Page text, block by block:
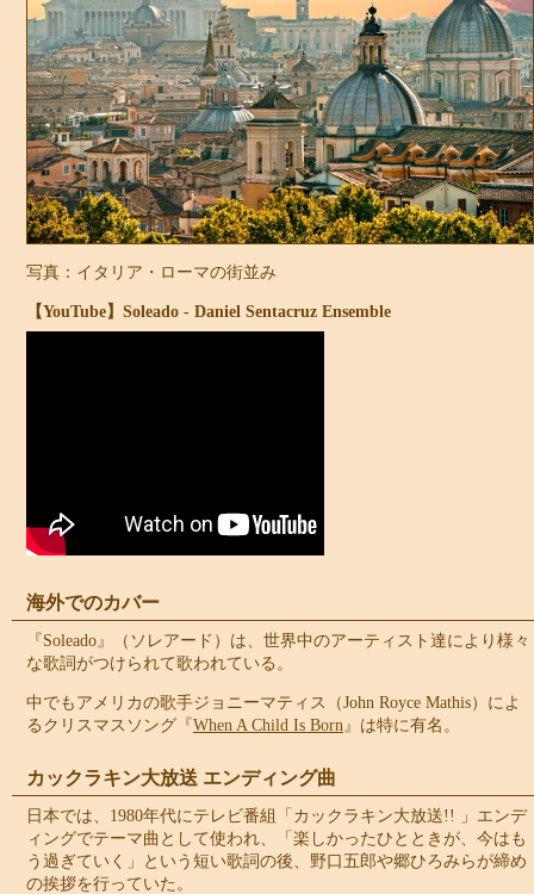
写真：イタリア・ローマの街並み
【YouTube】Soleado - Daniel Sentacruz Ensemble
海外でのカバー
『Soleado』（ソレアード）は、世界中のアーティスト達により様々
な歌詞がつけられて歌われている。
中でもアメリカの歌手ジョニーマティス（John Royce Mathis）によ
るクリスマスソング『When A Child Is Born 』は特に有名。
カックラキン大放送 エンディング曲
日本では、1980年代にテレビ番組「カックラキン大放送!! 」エンデ
ィングでテーマ曲として使われ、「楽しかったひとときが、今はも
う過ぎていく」という短い歌詞の後、野口五郎や郷ひろみらが締め
の挨拶を行っていた。